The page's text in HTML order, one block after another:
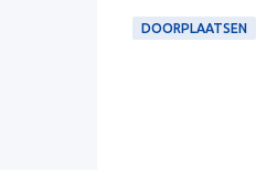
DOORPLAATSEN